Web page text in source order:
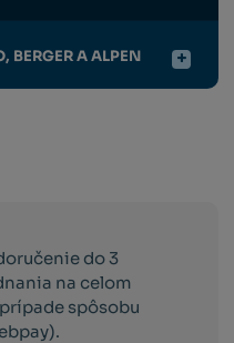
BERGER A ALPEN
do 3
na celom
spôsobu